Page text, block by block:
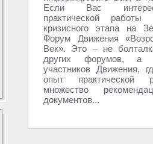
Если Вас
практической
кризисного этапа на
Форум Движения
Век». Это – не
других форумов, а
участников Движения,
опыт практической
множество
документов...